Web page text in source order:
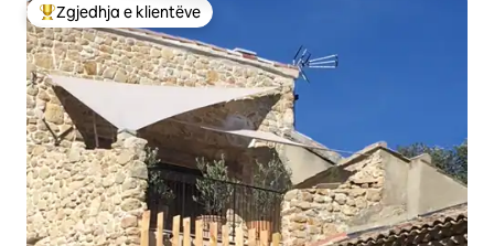
Më të mirat e zgjedhjeve të klientëve
Zgjedhja e klientëve